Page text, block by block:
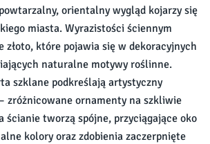
orientalny wygląd kojarzy się
miasta. Wyrazistości ściennym
złoto, które pojawia się w dekoracyjnych
naturalne motywy roślinne.
szklane podkreślają artystyczny
ornamenty na szkliwie
ścianie tworzą spójne, przyciągające oko
kolory oraz zdobienia zaczerpnięte